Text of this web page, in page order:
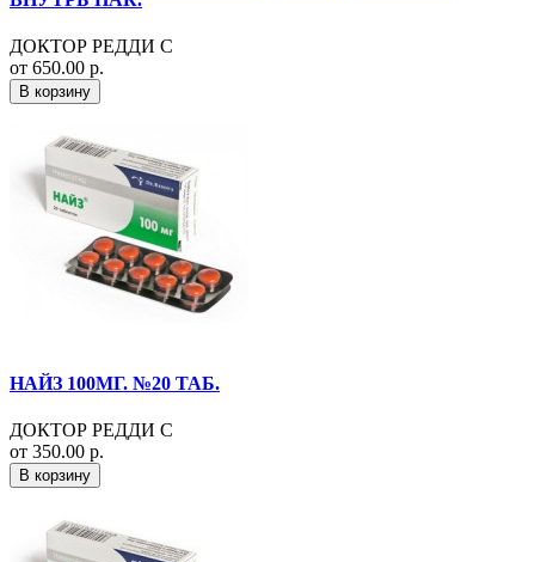
ДОКТОР РЕДДИ С
от 650.00 р.
В корзину
НАЙЗ 100МГ. №20 ТАБ.
ДОКТОР РЕДДИ С
от 350.00 р.
В корзину